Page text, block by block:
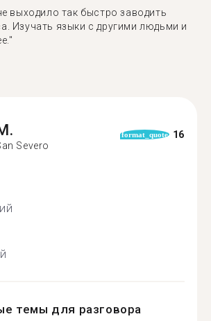
выходило так быстро заводить
Изучать языки с другими людьми и
Severo
format_quote 16
темы для разговора